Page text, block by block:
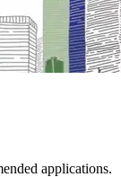
applications.